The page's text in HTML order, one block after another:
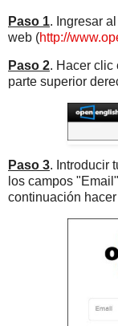
Paso 1. Ingresar
web (http://
Paso 2. Hacer clic
parte superior
Paso 3. Introducir
los campos
continuación